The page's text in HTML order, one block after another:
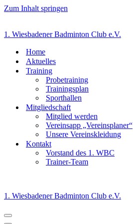
Zum Inhalt springen
1. Wiesbadener Badminton Club e.V.
Home
Aktuelles
Training
Probetraining
Trainingsplan
Sporthallen
Mitgliedschaft
Mitglied werden
Vereinsapp „Vereinsplaner“
Unsere Vereinskleidung
Kontakt
Vorstand des 1. WBC
Trainer-Team
1. Wiesbadener Badminton Club e.V.
Navigationsmenü